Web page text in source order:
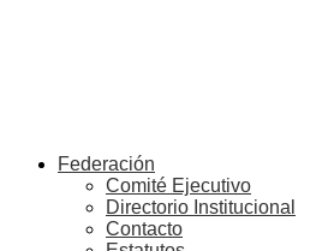
Federación
Comité Ejecutivo
Directorio Institucional
Contacto